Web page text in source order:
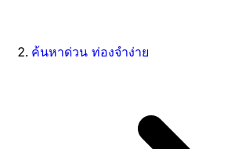
ค้นหาด่วน ท่องจำง่าย